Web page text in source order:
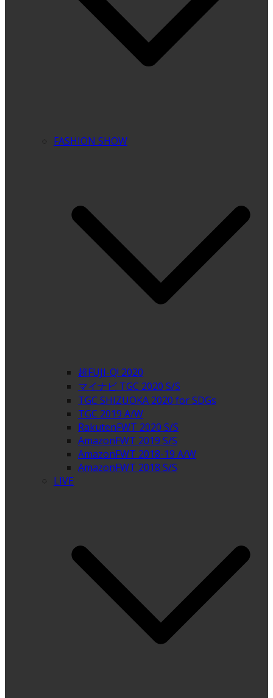
FASHION SHOW
超FUJI-Q! 2020
マイナビ TGC 2020 S/S
TGC SHIZUOKA 2020 for SDGs
TGC 2019 A/W
RakutenFWT 2020 S/S
AmazonFWT 2019 S/S
AmazonFWT 2018-19 A/W
AmazonFWT 2018 S/S
LIVE